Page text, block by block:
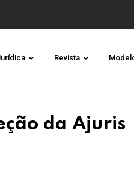
Revista
da Ajuris